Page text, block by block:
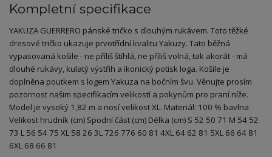
Kompletní specifikace
YAKUZA GUERRERO pánské tričko s dlouhým rukávem. Toto těžké
dresové tričko ukazuje prvotřídní kvalitu Yakuzy. Tato běžná
vypasovaná košile - ne příliš štíhlá, ne příliš volná, tak akorát - má
dlouhé rukávy, kulatý výstřih a ikonický potisk loga. Košile je
doplněna poutkem s logem Yakuza na bočním švu. Věnujte prosím
pozornost našim specifikacím velikostí a pokynům pro praní níže.
Model je vysoký 1,82 m a nosí velikost XL. Materiál: 100 % bavlna
Velikost hrudník (cm) Spodní část (cm) Délka (cm) S 52 50 71 M 54 52
73 L 56 54 75 XL 58 26 3L 726 776 60 81 4XL 64 62 81 5XL 66 64 81
6XL 68 66 81